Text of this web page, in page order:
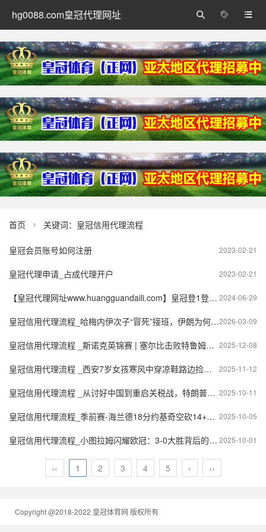
hg0088.com皇冠代理网址 


首页  关键词：皇冠信用代理流程
2023-02-21
皇冠会员账号如何注册
2023-02-21
皇冠代理申请_占成代理开户
2024-06-29
【皇冠代理网址www.huangguandaili.com】皇冠登1登2登3 代理「皇冠正网www.hg0088.com」代理注册
2026-03-09
皇冠信用代理流程_哈梅内伊次子“冒死”接班，伊朗为何一定要选出最高领袖？
2025-12-08
皇冠信用代理流程 _斯诺克英锦赛 | 塞尔比击败特鲁姆普夺冠
2025-11-12
皇冠信用代理流程 _西安7岁女孩寒风中穿凉鞋路边捡吃的，父亲称妻子离世家境窘迫，民政局：已妥善安排
2025-10-11
皇冠信用代理流程 _从讨好中国到重启关税战，特朗普的暴怒藏不住：中国反制太精准！
2025-10-05
皇冠信用代理流程_季前赛-海兰德18分约基奇空砍14+5+2 森林狼126-116胜掘金
2025-10-01
皇冠信用代理流程_小图拉姆闪耀欧冠：3-0大胜背后的战术解密与球员故事
‹‹ 1 2 3 4 5 › ››
Copyright @2018-2022 皇冠体育网 版权所有